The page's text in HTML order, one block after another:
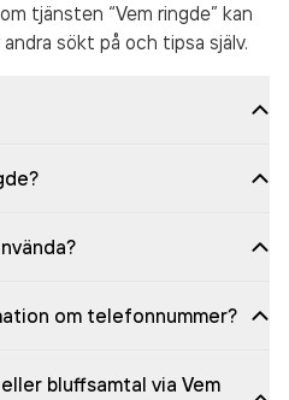
tjänsten “Vem ringde” kan
sökt på och tipsa själv.
om telefonnummer?
bluffsamtal via Vem